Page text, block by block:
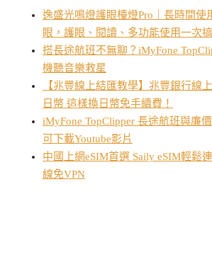
逸盛光鳴燈護眼檯燈Pro｜長時間使
眼，護眼、閱讀、多功能使用一次
搭長途航班不無聊？iMyFone
機聽音樂救星
【兆豐線上結匯教學】兆豐銀行線
日幣 這樣換日幣免手續費！
iMyFone TopClipper 長途航班與廉
可下載Youtube影片
中國上網eSIM首選 Saily eSIM輕鬆
線免VPN